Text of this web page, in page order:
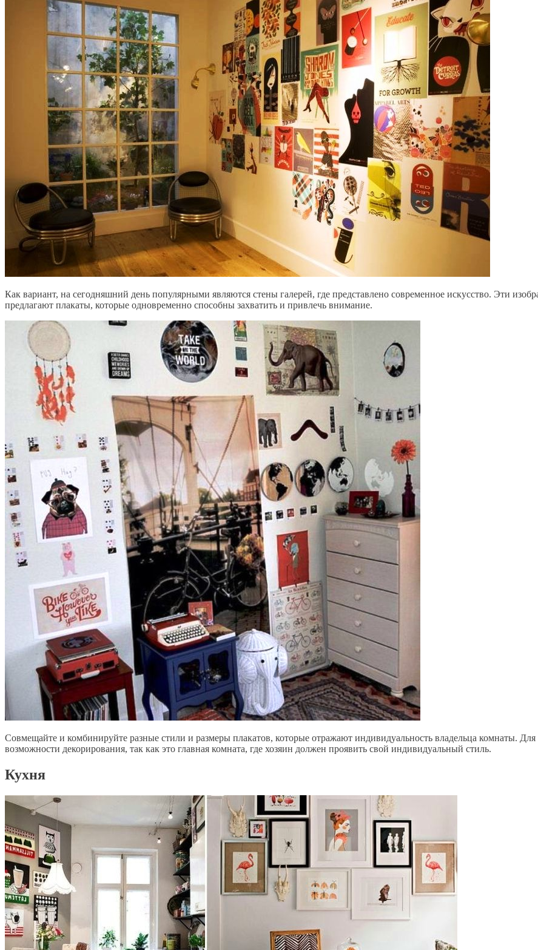
Как вариант, на сегодняшний день популярными являются стены галерей, где представлено современное искусство. Эти
предлагают плакаты, которые одновременно способны захватить и привлечь внимание.
Совмещайте и комбинируйте разные стили и размеры плакатов, которые отражают индивидуальность владельца комнаты.
возможности декорирования, так как это главная комната, где хозяин должен проявить свой индивидуальный стиль.
Кухня